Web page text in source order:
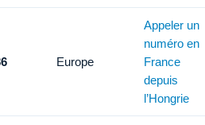
Europe
Appeler un
numéro en
France
depuis
l’Hongrie